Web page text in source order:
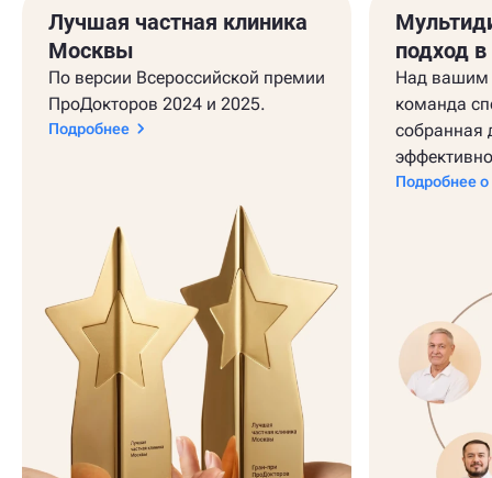
Лучшая частная клиника
Москвы
По версии Всероссийской премии
ПроДокторов 2024 и 2025.
Подробнее
подход
Над вашим
команда
собранная
Подробнее о